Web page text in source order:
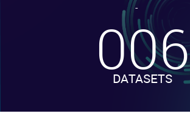
-
006
DATASETS